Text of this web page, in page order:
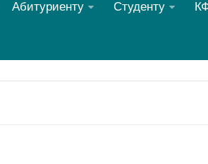
Абитуриенту Студенту